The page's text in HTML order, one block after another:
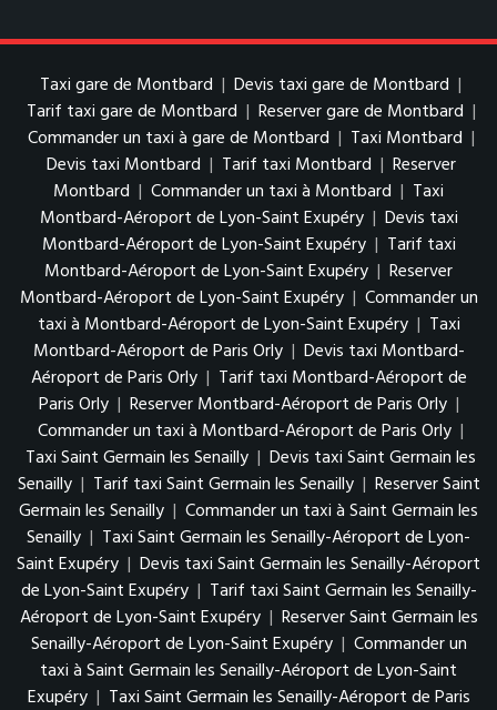
Taxi gare de Montbard | Devis taxi gare de Montbard |
Tarif taxi gare de Montbard | Reserver gare de Montbard |
Commander un taxi à gare de Montbard | Taxi Montbard |
Devis taxi Montbard | Tarif taxi Montbard | Reserver
Montbard | Commander un taxi à Montbard | Taxi
Montbard-Aéroport de Lyon-Saint Exupéry | Devis taxi
Montbard-Aéroport de Lyon-Saint Exupéry | Tarif taxi
Montbard-Aéroport de Lyon-Saint Exupéry | Reserver
Montbard-Aéroport de Lyon-Saint Exupéry | Commander un
taxi à Montbard-Aéroport de Lyon-Saint Exupéry | Taxi
Montbard-Aéroport de Paris Orly | Devis taxi Montbard-
Aéroport de Paris Orly | Tarif taxi Montbard-Aéroport de
Paris Orly | Reserver Montbard-Aéroport de Paris Orly |
Commander un taxi à Montbard-Aéroport de Paris Orly |
Taxi Saint Germain les Senailly | Devis taxi Saint Germain les
Senailly | Tarif taxi Saint Germain les Senailly | Reserver Saint
Germain les Senailly | Commander un taxi à Saint Germain les
Senailly | Taxi Saint Germain les Senailly-Aéroport de Lyon-
Saint Exupéry | Devis taxi Saint Germain les Senailly-Aéroport
de Lyon-Saint Exupéry | Tarif taxi Saint Germain les Senailly-
Aéroport de Lyon-Saint Exupéry | Reserver Saint Germain les
Senailly-Aéroport de Lyon-Saint Exupéry | Commander un
taxi à Saint Germain les Senailly-Aéroport de Lyon-Saint
Exupéry | Taxi Saint Germain les Senailly-Aéroport de Paris